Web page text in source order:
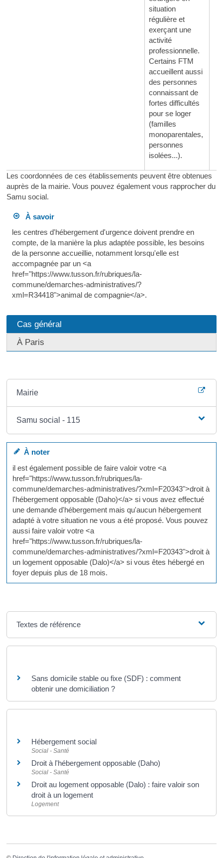
situation
régulière et
exerçant une
activité
professionnelle.
Certains FTM
accueillent aussi
des personnes
connaissant de
fortes difficultés
pour se loger
(familles
monoparentales,
personnes
isolées...).
Les coordonnées de ces établissements peuvent être obtenues
auprès de la mairie. Vous pouvez également vous rapprocher du
Samu social.
À savoir
les centres d'hébergement d'urgence doivent prendre en
compte, de la manière la plus adaptée possible, les besoins
de la personne accueillie, notamment lorsqu'elle est
accompagnée par un <a
href="https://www.tusson.fr/rubriques/la-
commune/demarches-administratives/?
xml=R34418">animal de compagnie</a>.
Cas général
À Paris
Mairie
Samu social - 115
À noter
il est également possible de faire valoir votre <a
href="https://www.tusson.fr/rubriques/la-
commune/demarches-administratives/?xml=F20343">droit à
l'hébergement opposable (Daho)</a> si vous avez effectué
une demande d'hébergement mais qu'aucun hébergement
adapté à votre situation ne vous a été proposé. Vous pouvez
aussi faire valoir votre <a
href="https://www.tusson.fr/rubriques/la-
commune/demarches-administratives/?xml=F20343">droit à
un logement opposable (Dalo)</a> si vous êtes hébergé en
foyer depuis plus de 18 mois.
Textes de référence
Sans domicile stable ou fixe (SDF) : comment
obtenir une domiciliation ?
Hébergement social
Social - Santé
Droit à l'hébergement opposable (Daho)
Social - Santé
Droit au logement opposable (Dalo) : faire valoir son
droit à un logement
Logement